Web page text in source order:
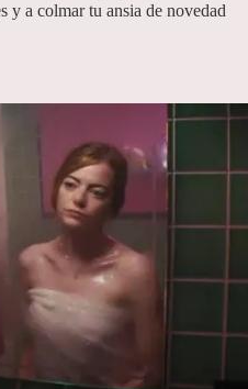
y a colmar tu ansia de novedad